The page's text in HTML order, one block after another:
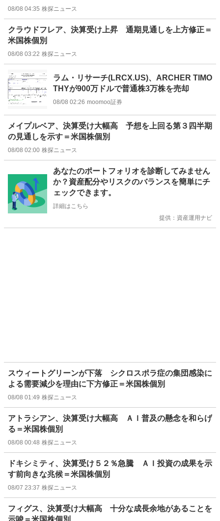
08/08 04:35 株探ニュース
クラウドフレア、決算受け上昇 通期見通しを上方修正＝
米国株個別
08/08 03:22 株探ニュース
ラム・リサーチ(LRCX.US)、ARCHER TIMO
THYが900万ドルで普通株3万株を売却
08/08 02:26 moomoo証券
メイプルベア、決算受け大幅高 予想を上回る第３四半期
の見通しを示す＝米国株個別
08/08 02:00 株探ニュース
あなたのポートフォリオを診断してみません
か？資産配分やリスクのバランスを簡単にチ
ェックできます。
詳細はこちら
提供：資産運用ナビ
スウィートグリーンが下落 シクロスポラ症の集団感染に
よる需要減少を理由に下方修正＝米国株個別
08/08 01:49 株探ニュース
アトラシアン、決算受け大幅高 ＡＩ普及の懸念を和らげ
る＝米国株個別
08/08 00:48 株探ニュース
ドキシミティ、決算受け５２％急騰 ＡＩ投資の成果を示
す前向きな兆候＝米国株個別
08/07 23:37 株探ニュース
フィグス、決算受け大幅高 十分な成長余地があることを
示唆＝米国株個別